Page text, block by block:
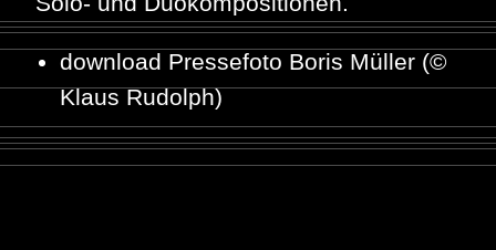
download Pressefoto Boris Müller (©
Klaus Rudolph)